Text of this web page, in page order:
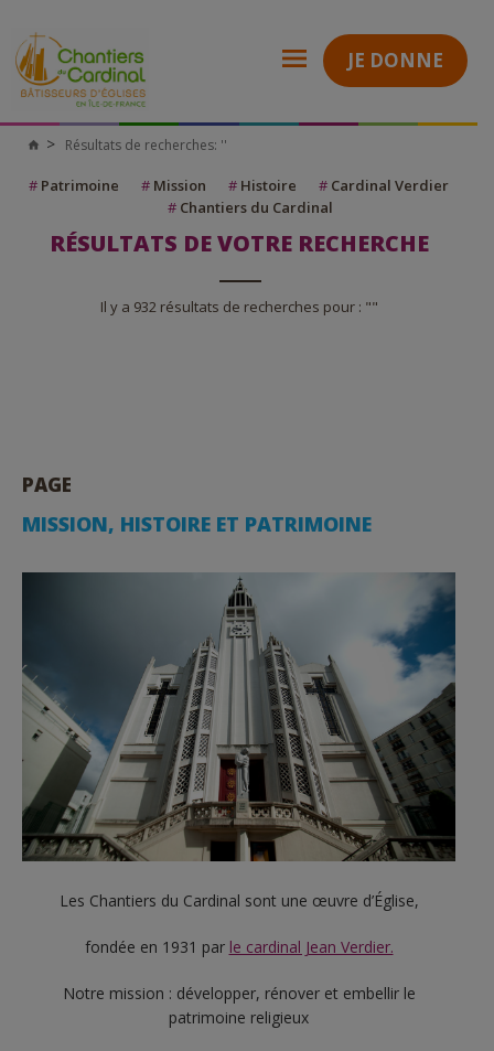
JE DONNE
Chantiers
Cardinal
Résultats de recherches: ''
# Patrimoine # Mission # Histoire # Cardinal Verdier
#Chantiers du Cardinal
RÉSULTATS DE VOTRE RECHERCHE
Il y a 932 résultats de recherches pour : ""
PAGE
MISSION, HISTOIRE ET PATRIMOINE
Les Chantiers du Cardinal sont une œuvre d’Église,
fondée en 1931 par le cardinal Jean Verdier.
Notre mission : développer, rénover et embellir le
patrimoine religieux